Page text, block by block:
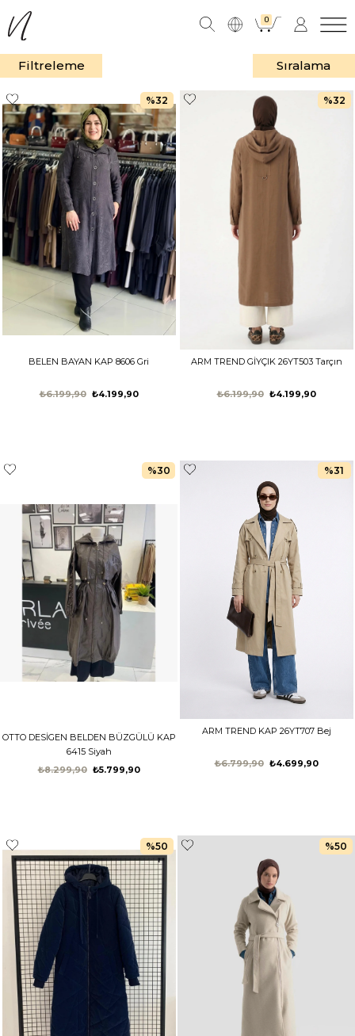
0
Filtreleme Sıralama
BELEN BAYAN KAP 8606 Gri
₺4.199,90
₺6.199,90
%32
ARM TREND GİYÇIK 26YT503 Tarçın
₺4.199,90
₺6.199,90
%32
OTTO DESİGEN BELDEN BÜZGÜLÜ KAP
6415 Siyah
₺5.799,90
₺8.299,90
%30
ARM TREND KAP 26YT707 Bej
₺4.699,90
₺6.799,90
%31
%50 %50